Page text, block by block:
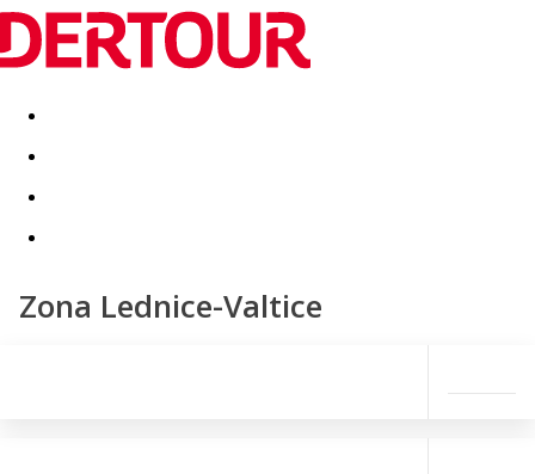
Destinatii Vacanta perfecta OFERTE DE NERATAT
Zona Lednice-Valtice